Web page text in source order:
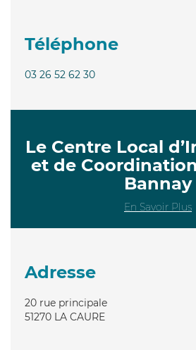
Téléphone
03 26 52 62 30
Le Centre Local
et de
Bannay
En Savoir Plus
Adresse
20 rue principale
51270 LA CAURE